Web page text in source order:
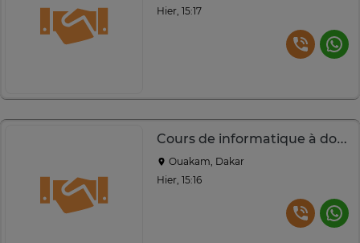
Hier, 15:17
Cours de informatique à domicile et en ligne
Ouakam, Dakar
Hier, 15:16